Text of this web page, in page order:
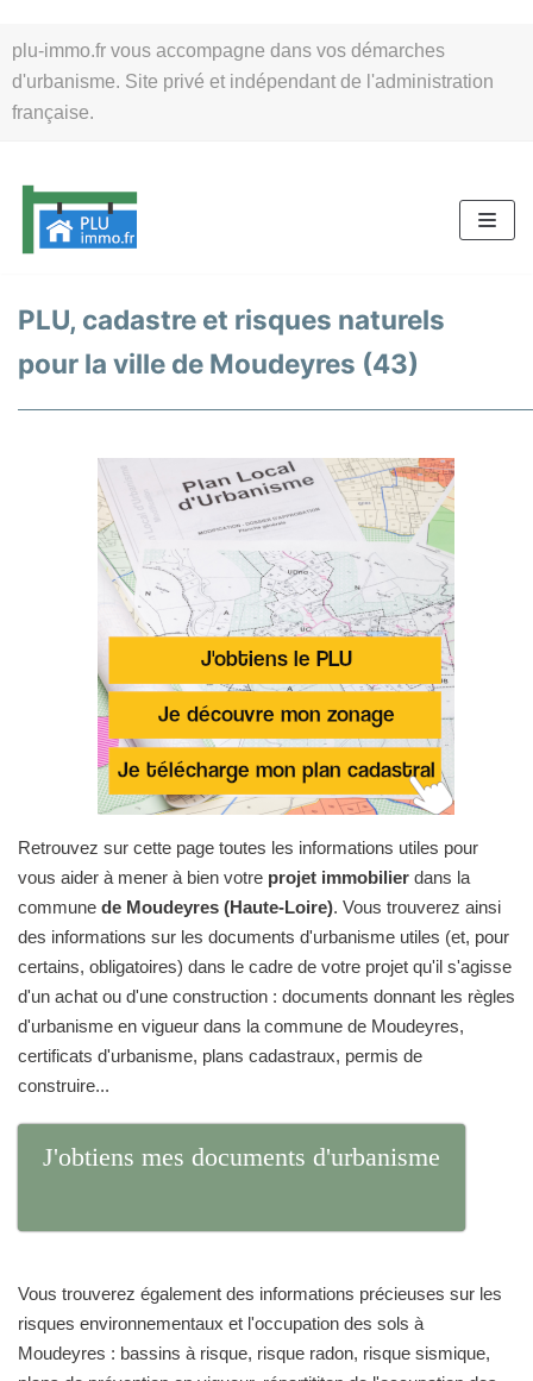
plu-immo.fr vous accompagne dans vos démarches
d'urbanisme. Site privé et indépendant de l'administration
française.
au
contenu
PLU, cadastre et risques naturels
pour la ville de Moudeyres (43)
Retrouvez sur cette page toutes les informations utiles pour
vous aider à mener à bien votre projet immobilier dans la
commune de Moudeyres (Haute-Loire). Vous trouverez ainsi
des informations sur les documents d'urbanisme utiles (et, pour
certains, obligatoires) dans le cadre de votre projet qu'il s'agisse
d'un achat ou d'une construction : documents donnant les règles
d'urbanisme en vigueur dans la commune de Moudeyres,
certificats d'urbanisme, plans cadastraux, permis de
construire...
J'obtiens mes documents d'urbanisme
Vous trouverez également des informations précieuses sur les
risques environnementaux et l'occupation des sols à
Moudeyres : bassins à risque, risque radon, risque sismique,